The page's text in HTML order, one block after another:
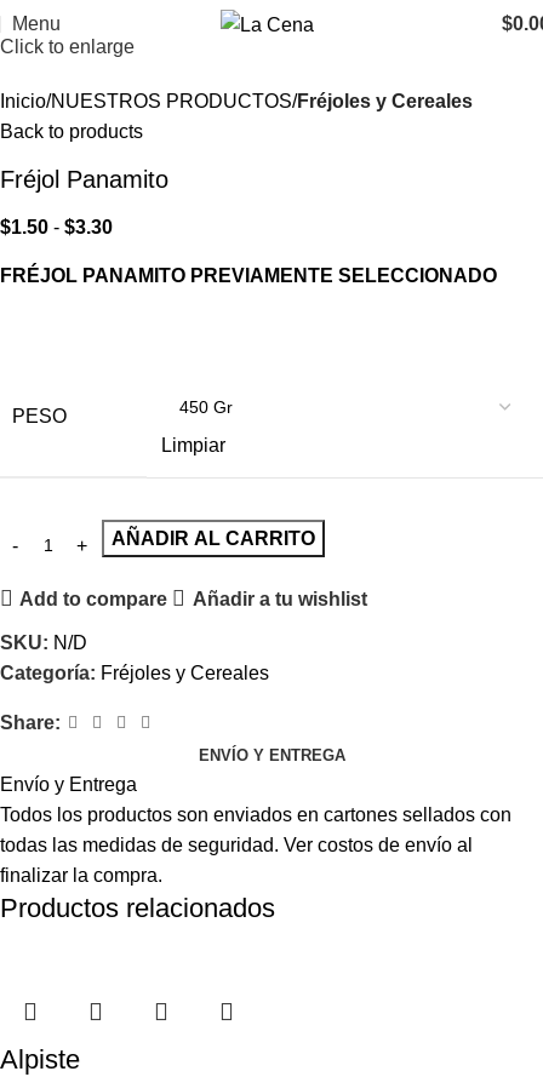
Menu $
Click to enlarge
Inicio NUESTROS PRODUCTOS Fréjoles y Cereales
Back to products
Fréjol Panamito
$1.50 - $3.30
FRÉJOL PANAMITO PREVIAMENTE SELECCIONADO
PESO
Limpiar
AÑADIR AL CARRITO
Add to compare Añadir a tu wishlist
SKU: N/D
Categoría: Fréjoles y Cereales
Share:
ENVÍO Y ENTREGA
Envío y Entrega
Todos los productos son enviados en cartones sellados con
todas las medidas de seguridad. Ver costos de envío al
finalizar la compra.
Productos relacionados
Alpiste